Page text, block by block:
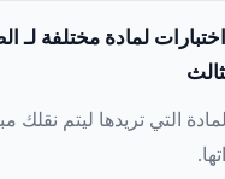
لمادة مختلفة لـ
التي تريدها ليتم نقلك